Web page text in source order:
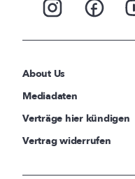
About Us
Mediadaten
Verträge hier kündigen
Vertrag widerrufen